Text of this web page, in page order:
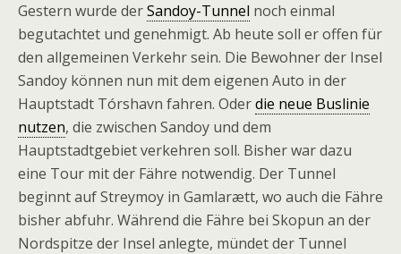
Gestern wurde derSandoy-Tunnel noch einmal
begutachtet und genehmigt. Ab heute soll er offen für
den allgemeinen Verkehr sein. Die Bewohner der Insel
Sandoy können nun mit dem eigenen Auto in der
Hauptstadt Tórshavn fahren. Oderdie neue Buslinie
nutzen, die zwischen Sandoy und dem
Hauptstadtgebiet verkehren soll. Bisher war dazu
eine Tour mit der Fähre notwendig. Der Tunnel
beginnt auf Streymoy in Gamlarætt, wo auch die Fähre
bisher abfuhr. Während die Fähre bei Skopun an der
Nordspitze der Insel anlegte, mündet der Tunnel